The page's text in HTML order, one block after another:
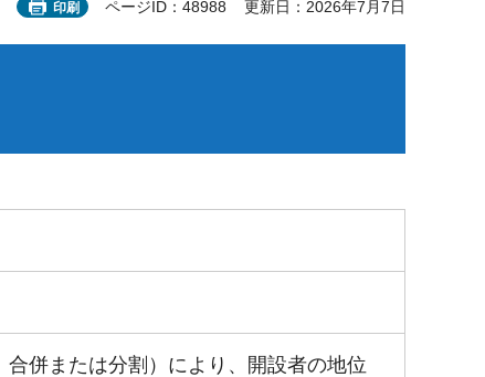
印刷 ページID：48988 更新日：2026年7月7日
併または分割）により、開設者の地位